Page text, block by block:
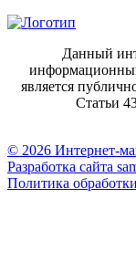
Данный
является
Статьи
© 2026 Интернет-
Разработка сайта
Политика